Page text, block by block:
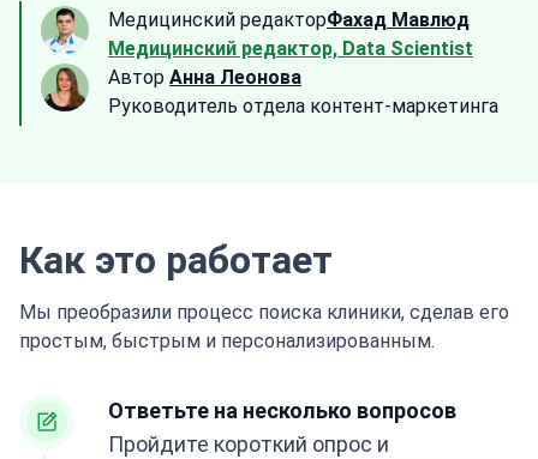
Медицинский редакторФахад Мавлюд
Медицинский редактор, Data Scientist
Автор Анна Леонова
Руководитель отдела контент-маркетинга
Как это работает
Мы преобразили процесс поиска клиники, сделав его
простым, быстрым и персонализированным.
Ответьте на несколько вопросов
Пройдите короткий опрос и